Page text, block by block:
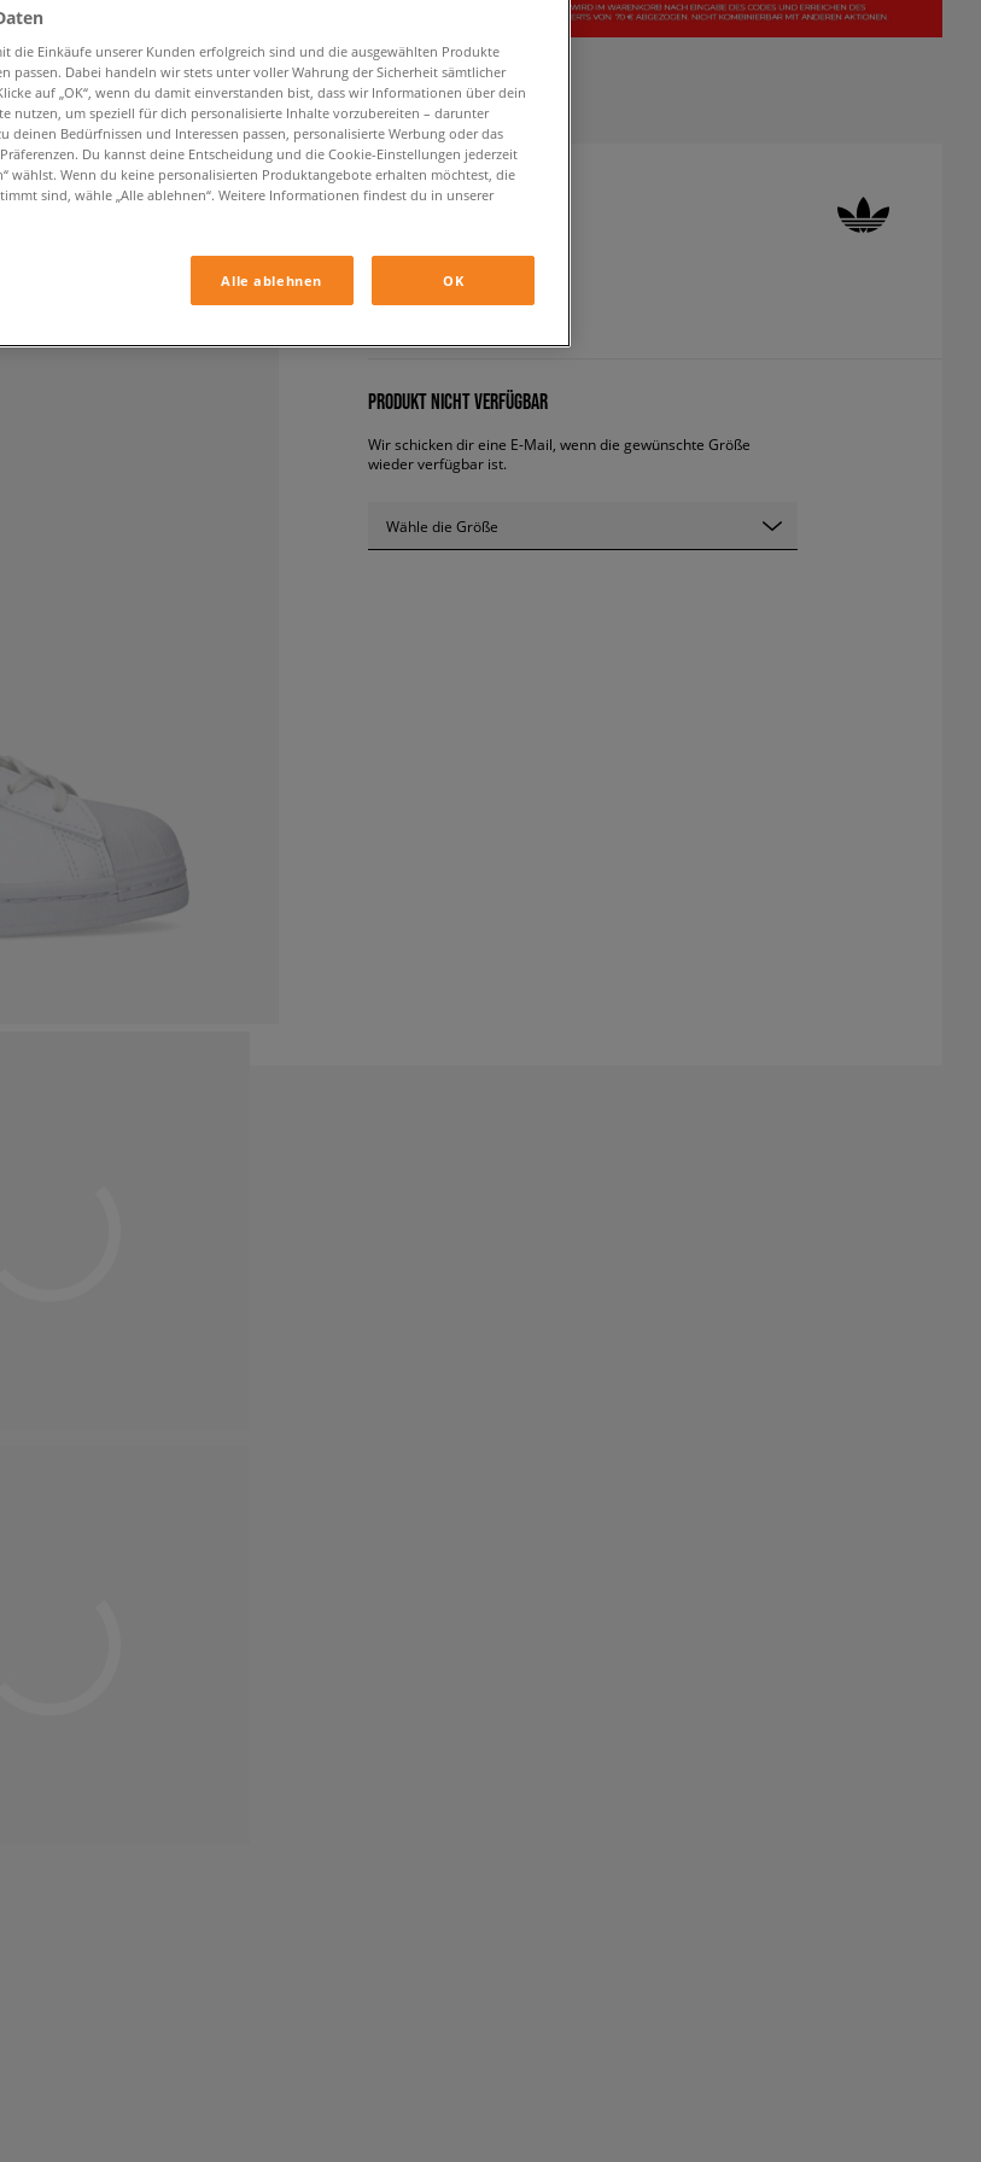
ADIDAS SUPERSTAR
PRODUKT NICHT VERFÜGBAR
Wir schicken dir eine E-Mail, wenn die gewünschte Größe
wieder verfügbar ist.
Wähle die Größe
die Einkäufe unserer Kunden erfolgreich sind und die ausgewählten Produkte
passen. Dabei handeln wir stets unter voller Wahrung der Sicherheit sämtlicher
auf „OK“, wenn du damit einverstanden bist, dass wir Informationen über dein
nutzen, um speziell für dich personalisierte Inhalte vorzubereiten – darunter
deinen Bedürfnissen und Interessen passen, personalisierte Werbung oder das
Du kannst deine Entscheidung und die Cookie-Einstellungen jederzeit
wählst. Wenn du keine personalisierten Produktangebote erhalten möchtest, die
sind, wähle „Alle ablehnen“. Weitere Informationen findest du in unserer
Alle ablehnen OK